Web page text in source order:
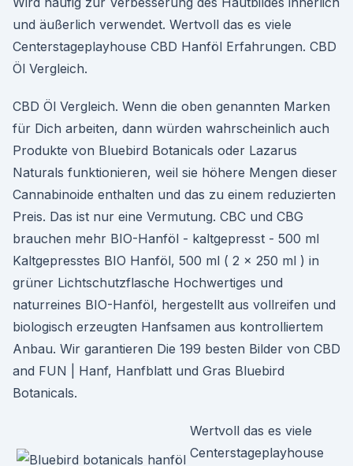
und äußerlich verwendet. Wertvoll das es viele
Centerstageplayhouse CBD Hanföl Erfahrungen. CBD
Öl Vergleich.
CBD Öl Vergleich. Wenn die oben genannten Marken
für Dich arbeiten, dann würden wahrscheinlich auch
Produkte von Bluebird Botanicals oder Lazarus
Naturals funktionieren, weil sie höhere Mengen dieser
Cannabinoide enthalten und das zu einem reduzierten
Preis. Das ist nur eine Vermutung. CBC und CBG
brauchen mehr BIO-Hanföl - kaltgepresst - 500 ml
Kaltgepresstes BIO Hanföl, 500 ml ( 2 x 250 ml ) in
grüner Lichtschutzflasche Hochwertiges und
naturreines BIO-Hanföl, hergestellt aus vollreifen und
biologisch erzeugten Hanfsamen aus kontrolliertem
Anbau. Wir garantieren Die 199 besten Bilder von CBD
and FUN | Hanf, Hanfblatt und Gras Bluebird
Botanicals.
Wertvoll das es viele
Centerstageplayhouse